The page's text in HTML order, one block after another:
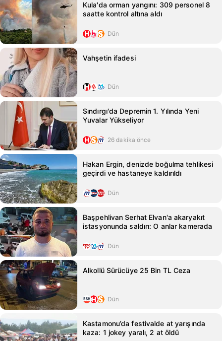
Kula'da orman yangını: 309 personel 8
saatte kontrol altına aldı
Dün
Vahşetin ifadesi
Dün
Sındırgı'da Depremin 1. Yılında Yeni
Yuvalar Yükseliyor
26 dakika önce
Hakan Ergin, denizde boğulma tehlikesi
geçirdi ve hastaneye kaldırıldı
Dün
Başpehlivan Serhat Elvan'a akaryakıt
istasyonunda saldırı: O anlar kamerada
Dün
Alkollü Sürücüye 25 Bin TL Ceza
Dün
Kastamonu’da festivalde at yarışında
kaza: 1 jokey yaralı, 2 at öldü